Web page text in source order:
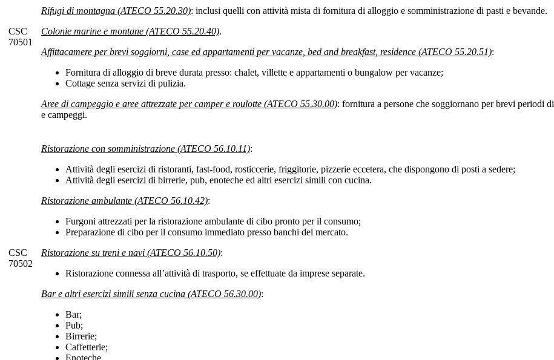
CSC
70501
Rifugi di montagna (ATECO 55.20.30): inclusi quelli con attività mista di fornitura di alloggio e somministrazione di pasti e bevande.
Colonie marine e montane (ATECO 55.20.40).
Affittacamere per brevi soggiorni, case ed appartamenti per vacanze, bed and breakfast, residence (ATECO 55.20.51):
Fornitura di alloggio di breve durata presso: chalet, villette e appartamenti o bungalow per vacanze;
Cottage senza servizi di pulizia.
Aree di campeggio e aree attrezzate per camper e roulotte (ATECO 55.30.00): fornitura a persone che soggiornano per brevi periodi
e campeggi.
CSC
70502
Ristorazione con somministrazione (ATECO 56.10.11):
Attività degli esercizi di ristoranti, fast-food, rosticcerie, friggitorie, pizzerie eccetera, che dispongono di posti a sedere;
Attività degli esercizi di birrerie, pub, enoteche ed altri esercizi simili con cucina.
Ristorazione ambulante (ATECO 56.10.42):
Furgoni attrezzati per la ristorazione ambulante di cibo pronto per il consumo;
Preparazione di cibo per il consumo immediato presso banchi del mercato.
Ristorazione su treni e navi (ATECO 56.10.50):
Ristorazione connessa all’attività di trasporto, se effettuate da imprese separate.
Bar e altri esercizi simili senza cucina (ATECO 56.30.00):
Bar;
Pub;
Birrerie;
Caffetterie;
Enoteche.